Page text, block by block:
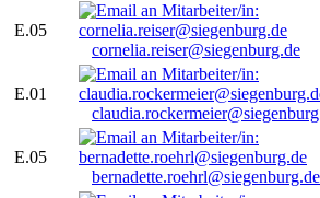
E.05
cornelia.reiser@siegenburg.de
E.01
E.05
bernadette.roehrl@siegenburg.de